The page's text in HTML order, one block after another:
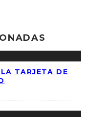
TARJETA DE